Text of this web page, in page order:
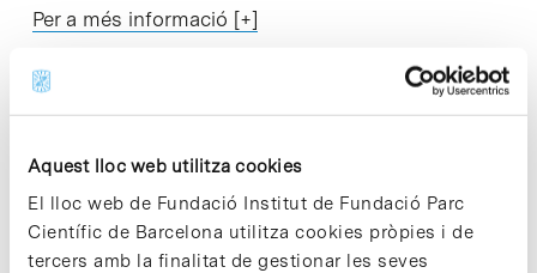
Aquest lloc web utilitza cookies
El lloc web de Fundació Institut de Fundació Parc
Científic de Barcelona utilitza cookies pròpies i de
tercers amb la finalitat de gestionar les seves
Per a més informació [+]
Share Share